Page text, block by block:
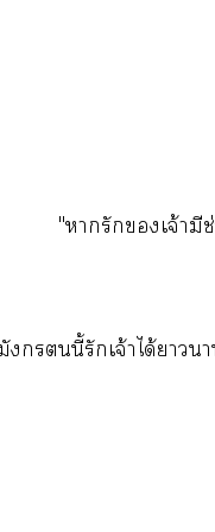
"ารักเจ้ามี
งกรนี้รักเจ้าได้า